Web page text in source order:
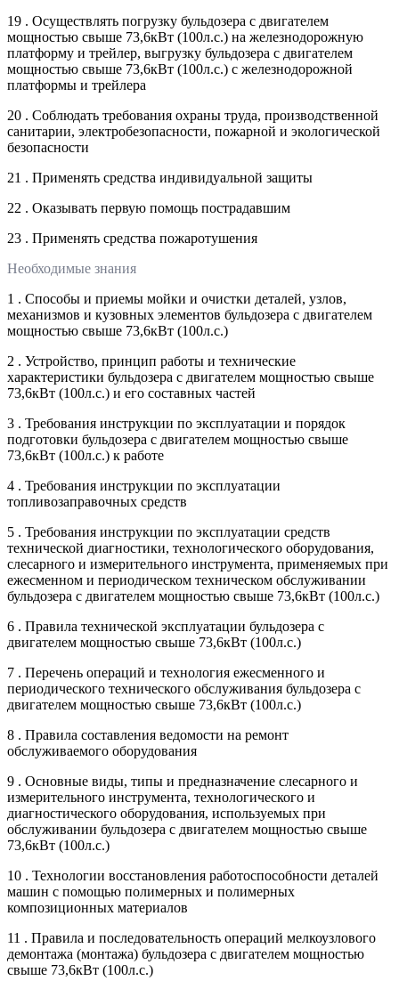
19 . Осуществлять погрузку бульдозера с двигателем
мощностью свыше 73,6кВт (100л.с.) на железнодорожную
платформу и трейлер, выгрузку бульдозера с двигателем
мощностью свыше 73,6кВт (100л.с.) с железнодорожной
платформы и трейлера
20 . Соблюдать требования охраны труда, производственной
санитарии, электробезопасности, пожарной и экологической
безопасности
21 . Применять средства индивидуальной защиты
22 . Оказывать первую помощь пострадавшим
23 . Применять средства пожаротушения
Необходимые знания
1 . Способы и приемы мойки и очистки деталей, узлов,
механизмов и кузовных элементов бульдозера с двигателем
мощностью свыше 73,6кВт (100л.с.)
2 . Устройство, принцип работы и технические
характеристики бульдозера с двигателем мощностью свыше
73,6кВт (100л.с.) и его составных частей
3 . Требования инструкции по эксплуатации и порядок
подготовки бульдозера с двигателем мощностью свыше
73,6кВт (100л.с.) к работе
4 . Требования инструкции по эксплуатации
топливозаправочных средств
5 . Требования инструкции по эксплуатации средств
технической диагностики, технологического оборудования,
слесарного и измерительного инструмента, применяемых при
ежесменном и периодическом техническом обслуживании
бульдозера с двигателем мощностью свыше 73,6кВт (100л.с.)
6 . Правила технической эксплуатации бульдозера с
двигателем мощностью свыше 73,6кВт (100л.с.)
7 . Перечень операций и технология ежесменного и
периодического технического обслуживания бульдозера с
двигателем мощностью свыше 73,6кВт (100л.с.)
8 . Правила составления ведомости на ремонт
обслуживаемого оборудования
9 . Основные виды, типы и предназначение слесарного и
измерительного инструмента, технологического и
диагностического оборудования, используемых при
обслуживании бульдозера с двигателем мощностью свыше
73,6кВт (100л.с.)
10 . Технологии восстановления работоспособности деталей
машин с помощью полимерных и полимерных
композиционных материалов
11 . Правила и последовательность операций мелкоузлового
демонтажа (монтажа) бульдозера с двигателем мощностью
свыше 73,6кВт (100л.с.)